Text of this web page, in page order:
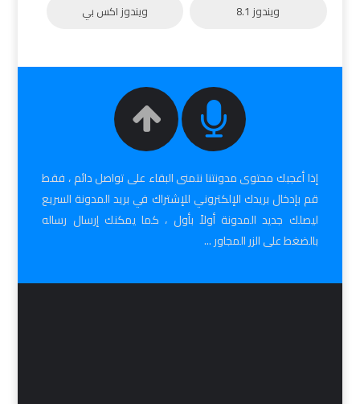
ويندوز 8.1 ويندوز اكس بي
إذا أعجبك محتوى مدونتنا نتمنى البقاء على تواصل دائم ، فقط
قم بإدخال بريدك الإلكتروني للإشتراك في بريد المدونة السريع
ليصلك جديد المدونة أولاً بأول ، كما يمكنك إرسال رساله
بالضغط على الزر المجاور ...